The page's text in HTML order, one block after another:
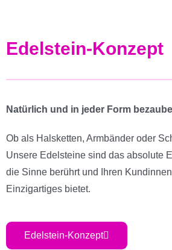
Edelstein-Konzept
Natürlich und in jeder Form
Ob als Halsketten, Armbänder oder
Unsere Edelsteine sind das absolute
die Sinne berührt und Ihren
Einzigartiges bietet.
Edelstein-Konzept